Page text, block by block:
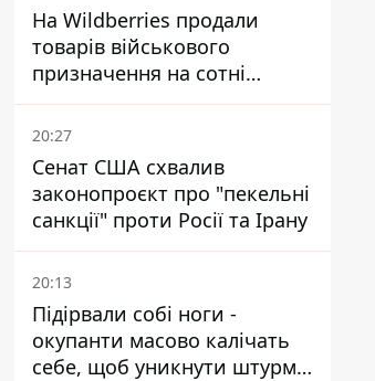
На Wildberries продали
товарів військового
призначення на сотні
мільйонів, але удари ЗСУ
змінили ситуацію
20:27
Сенат США схвалив
законопроєкт про "пекельні
санкції" проти Росії та Ірану
20:13
Підірвали собі ноги -
окупанти масово калічать
себе, щоб уникнути штурмів